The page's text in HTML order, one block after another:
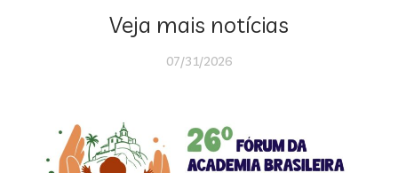
Veja mais notícias
07/31/2026